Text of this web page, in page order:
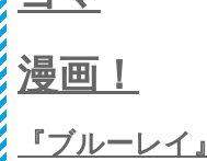
漫画！
『ブルーレイ』